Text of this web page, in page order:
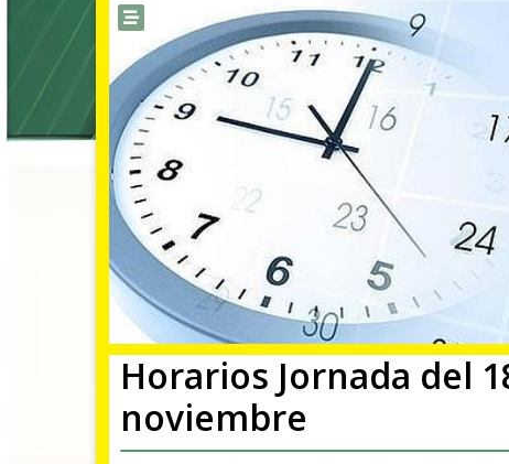
Horarios Jornada del
noviembre